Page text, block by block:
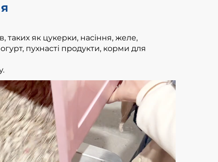
таких як цукерки, насіння, желе,
пухнасті продукти, корми для